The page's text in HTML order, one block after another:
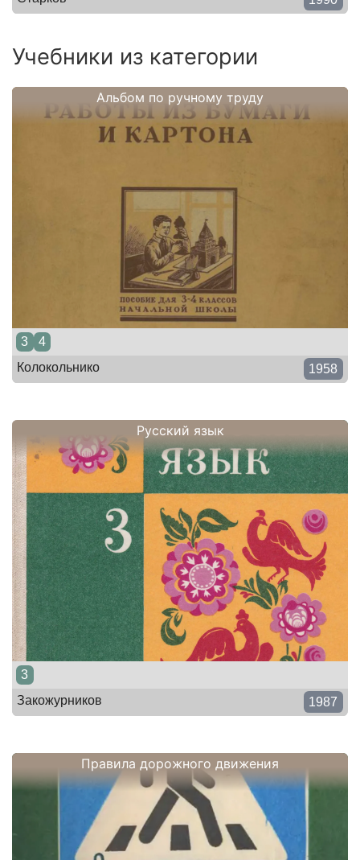
Учебники из категории
Альбом по ручному труду
3
4
Колокольнико
1958
Русский язык
3
Закожурников
1987
Правила дорожного движения